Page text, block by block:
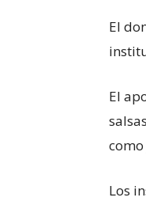
El
El
Los